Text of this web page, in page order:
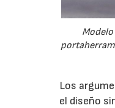
Los
el diseño